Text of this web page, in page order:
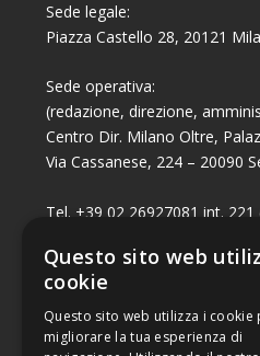
Sede legale:
Piazza Castello 28, 20121
Sede operativa:
(redazione, direzione,
Centro Dir. Milano Oltre,
Via Cassanese, 224 – 20090
Tel. +39 02 26927081 int. 221
Tel. +39 02 26927081 int.
Fax +39 02 26951006
Questo sito web
cookie
Questo sito web utilizza i cookie
migliorare la tua esperienza di